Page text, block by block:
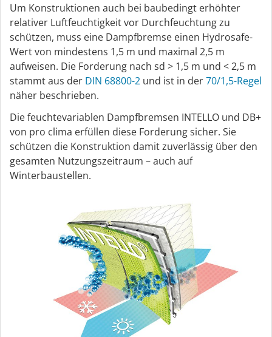
Um Konstruktionen auch bei baubedingt erhöhter
relativer Luftfeuchtigkeit vor Durchfeuchtung zu
schützen, muss eine Dampfbremse einen Hydrosafe-
Wert von mindestens 1,5 m und maximal 2,5 m
aufweisen. Die Forderung nach sd > 1,5 m und < 2,5 m
stammt aus der DIN 68800-2 und ist in der70/1,5-Regel
näher beschrieben.
Die feuchtevariablen Dampfbremsen INTELLO und DB+
von pro clima erfüllen diese Forderung sicher. Sie
schützen die Konstruktion damit zuverlässig über den
gesamten Nutzungszeitraum – auch auf
Winterbaustellen.